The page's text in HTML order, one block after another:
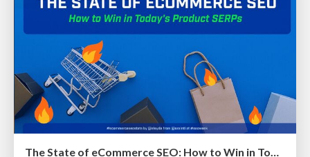
The State of eCommerce SEO: How to Win in Today's Products SERPs - #SEOweek